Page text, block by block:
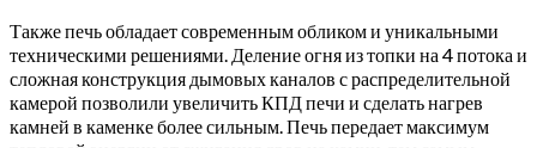
Также печь обладает современным обликом и уникальными
техническими решениями. Деление огня из топки на 4 потока и
сложная конструкция дымовых каналов с распределительной
камерой позволили увеличить КПД печи и сделать нагрев
камней в каменке более сильным. Печь передает максимум